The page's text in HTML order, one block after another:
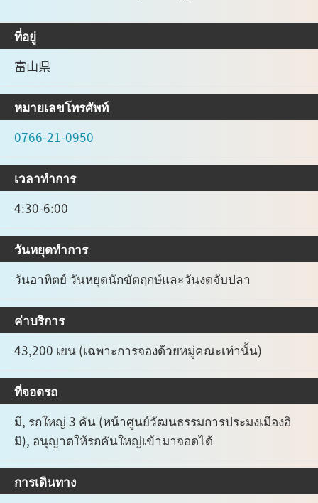
ที่อยู่
富山県
หมายเลขโทรศัพท์
0766-21-0950
เวลาทำการ
4:30-6:00
วันหยุดทำการ
วันอาทิตย์ วันหยุดนักขัตฤกษ์และวันงดจับปลา
ค่าบริการ
43,200 เยน (เฉพาะการจองด้วยหมู่คณะเท่านั้น)
ที่จอดรถ
มี, รถใหญ่ 3 คัน (หน้าศูนย์วัฒนธรรมการประมงเมืองฮิ
มิ), อนุญาตให้รถคันใหญ่เข้ามาจอดได้
การเดินทาง